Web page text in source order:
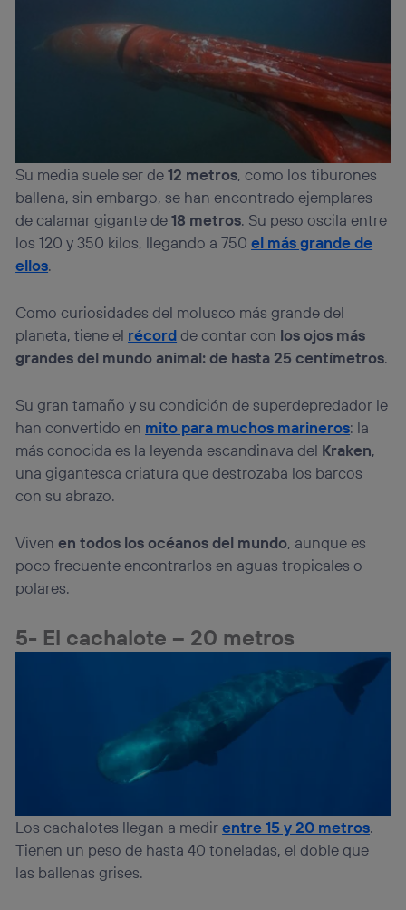
Su media suele ser de12 metros, como los tiburones
ballena, sin embargo, se han encontrado ejemplares
de calamar gigante de18 metros. Su peso oscila entre
los 120 y 350 kilos, llegando a 750el más grande de
ellos.
Como curiosidades del molusco más grande del
planeta, tiene el récordde contar con los ojos más
grandes del mundo animal: de hasta 25 centímetros.
Su gran tamaño y su condición de superdepredador le
han convertido en mito para muchos marineros: la
más conocida es la leyenda escandinava del Kraken,
una gigantesca criatura que destrozaba los barcos
con su abrazo.
Vivenen todos los océanos del mundo, aunque es
poco frecuente encontrarlos en aguas tropicales o
polares.
5- El cachalote – 20 metros
Los cachalotes llegan a medirentre 15 y 20 metros.
Tienen un peso de hasta 40 toneladas, el doble que
las ballenas grises.